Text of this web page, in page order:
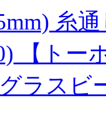
糸
【ト
ラスビ